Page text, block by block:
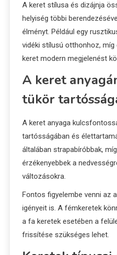
A keret stílusa és dizájnja
helyiség többi
élményt. Például egy
vidéki stílusú otthonhoz,
keret modern megjelenést
A keret
tükör
A keret anyaga
tartósságában és
általában strapabíróbbak,
érzékenyebbek a
változásokra.
Fontos figyelembe venni az
igényeit is. A fémkeretek
a fa keretek esetében a
frissítése szükséges lehet.